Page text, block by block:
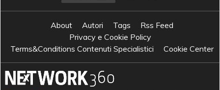
About Autori Tags
Rss Feed
Privacy e Cookie Policy
Terms&Conditions Contenuti Specialistici
Cookie Center